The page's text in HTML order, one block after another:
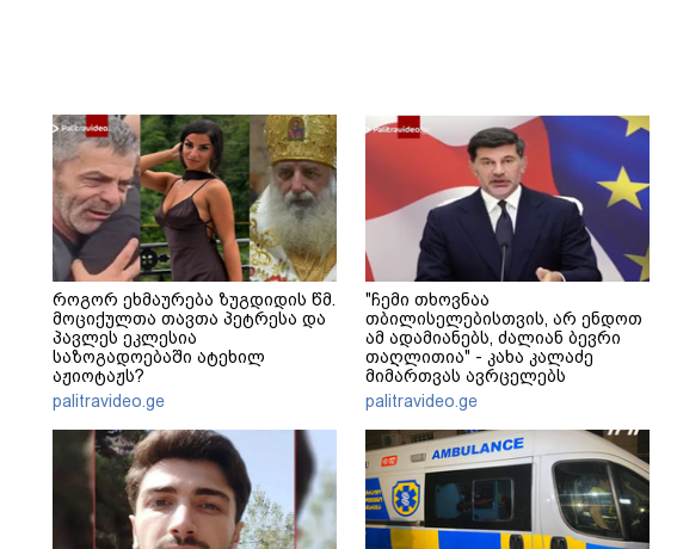
როგორ ეხმაურება ზუგდიდის წმ.
მოციქულთა თავთა პეტრესა და
პავლეს ეკლესია
საზოგადოებაში ატეხილ
აჟიოტაჟს?
palitravideo.ge
"ჩემი თხოვნაა
თბილისელებისთვის, არ ენდოთ
ამ ადამიანებს, ძალიან ბევრი
თაღლითია" - კახა კალაძე
მიმართვას ავრცელებს
palitravideo.ge